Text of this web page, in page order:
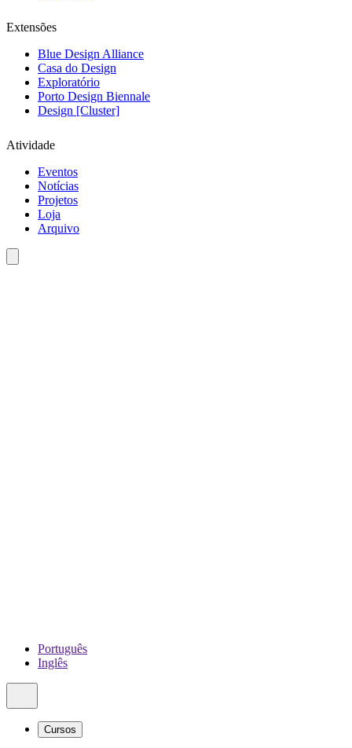
Extensões
Blue Design Alliance
Casa do Design
Exploratório
Porto Design Biennale
Design [Cluster]
Atividade
Eventos
Notícias
Projetos
Loja
Arquivo
Português
Inglês
Cursos